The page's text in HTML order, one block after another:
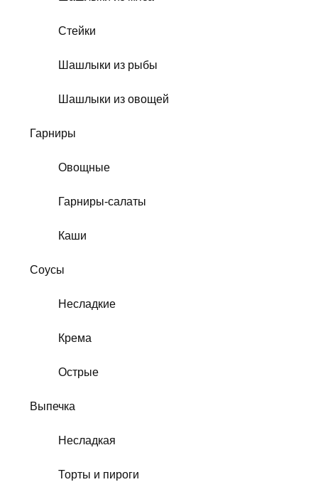
Стейки
Шашлыки из рыбы
Шашлыки из овощей
Гарниры
Овощные
Гарниры-салаты
Каши
Соусы
Несладкие
Крема
Острые
Выпечка
Несладкая
Торты и пироги